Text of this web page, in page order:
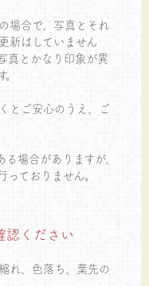
場合で、写真とそれ
新はしていません
真とかなり印象が異
とご安心のうえ、ご
場合がありますが、
ておりません。
ください
れ、色落ち、葉先の